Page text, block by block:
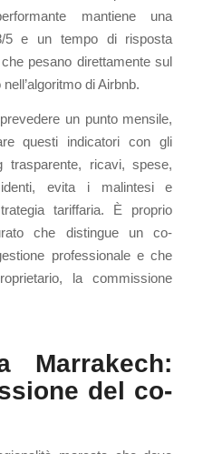
mantiene una
5 e un tempo di risposta
pesano direttamente sul
di Airbnb.
un punto mensile,
questi indicatori con gli
trasparente, ricavi, spese,
evita i malintesi e
tariffaria. È proprio
che distingue un co-
professionale e che
la commissione
Marrakech:
del co-